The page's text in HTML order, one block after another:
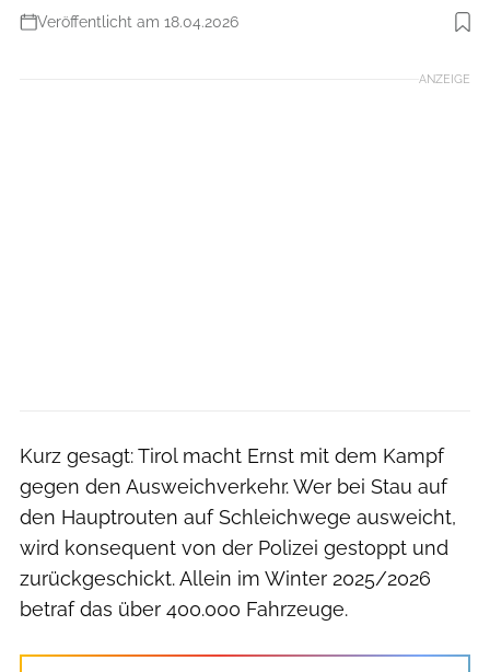
Veröffentlicht am 18.04.2026
Foto: Tirol Werbung / Verena Kathrein
ANZEIGE
Kurz gesagt: Tirol macht Ernst mit dem Kampf
gegen den Ausweichverkehr. Wer bei Stau auf
den Hauptrouten auf Schleichwege ausweicht,
wird konsequent von der Polizei gestoppt und
zurückgeschickt. Allein im Winter 2025/2026
betraf das über 400.000 Fahrzeuge.